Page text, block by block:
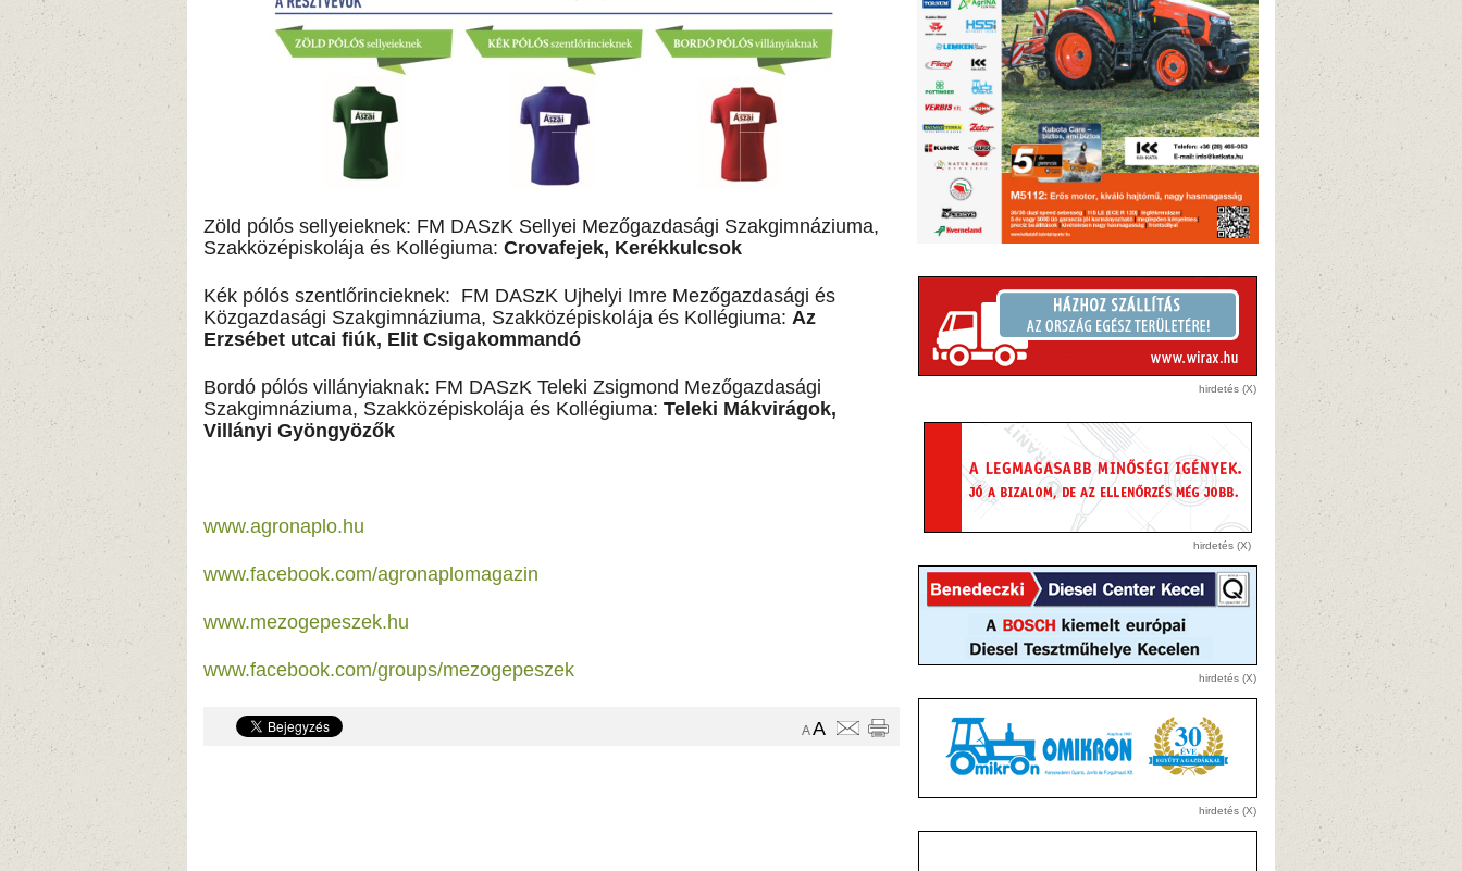
Zöld pólós sellyeieknek: FM DASzK Sellyei Mezőgazdasági Szakgimnáziuma,
Szakközépiskolája és Kollégiuma: Crovafejek, Kerékkulcsok
Kék pólós szentlőrincieknek: FM DASzK Ujhelyi Imre Mezőgazdasági és
Közgazdasági Szakgimnáziuma, Szakközépiskolája és Kollégiuma: Az
Erzsébet utcai fiúk, Elit Csigakommandó
Bordó pólós villányiaknak: FM DASzK Teleki Zsigmond Mezőgazdasági
Szakgimnáziuma, Szakközépiskolája és Kollégiuma: Teleki Mákvirágok,
Villányi Gyöngyözők
www.agronaplo.hu
www.facebook.com/agronaplomagazin
www.mezogepeszek.hu
www.facebook.com/groups/mezogepeszek
A A